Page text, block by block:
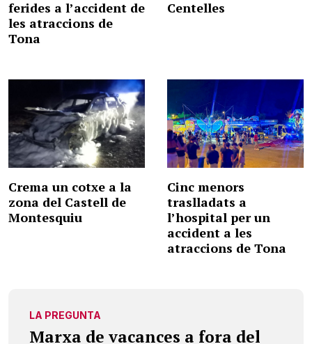
ferides a l’accident de
les atraccions de
Tona
Centelles
Crema un cotxe a la
zona del Castell de
Montesquiu
Cinc menors
traslladats a
l’hospital per un
accident a les
atraccions de Tona
LA PREGUNTA
Marxa de vacances a fora del